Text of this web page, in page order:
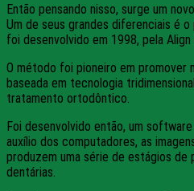
Então pensando nisso, surge um
Um de seus grandes diferenciais é
foi desenvolvido em 1998, pela Align
O método foi pioneiro em promover
baseada em tecnologia
tratamento ortodôntico.
Foi desenvolvido então, um
auxílio dos computadores, as
produzem uma série de estágios de
dentárias.